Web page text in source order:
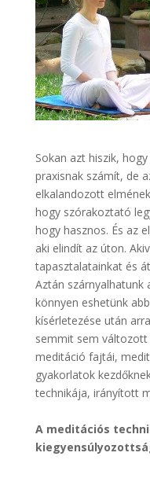
Sokan azt hiszik,
praxisnak számít, de
elkalandozott
hogy szórakoztató
hogy hasznos. És az
aki elindít az úton.
tapasztalatainkat és
Aztán szárnyalhatunk
könnyen eshetünk
kísérletezése után
semmit sem változott
meditáció fajtái,
gyakorlatok
technikája, irányított
A meditációs